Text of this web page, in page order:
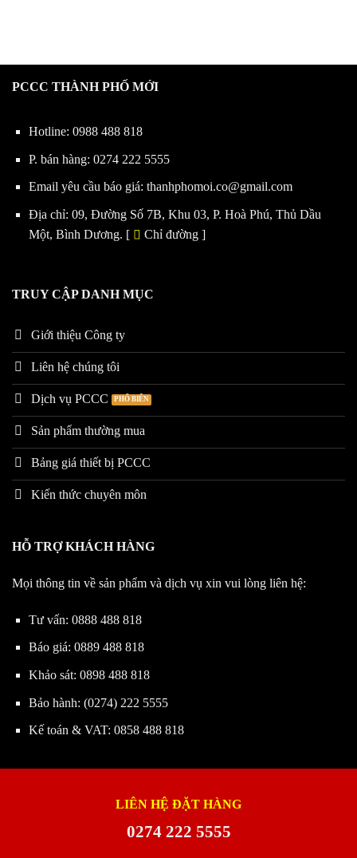
PCCC THÀNH PHỐ MỚI
Hotline: 0988 488 818
P. bán hàng: 0274 222 5555
Email yêu cầu báo giá: thanhphomoi.co@gmail.com
Địa chỉ: 09, Đường Số 7B, Khu 03, P. Hoà Phú, Thủ Dầu
Một, Bình Dương. [
Chỉ đường]
TRUY CẬP DANH MỤC
Giới thiệu Công ty
Liên hệ chúng tôi
Dịch vụ PCCC
Sản phẩm thường mua
Bảng giá thiết bị PCCC
Kiến thức chuyên môn
HỖ TRỢ KHÁCH HÀNG
Mọi thông tin về sản phẩm và dịch vụ xin vui lòng liên hệ:
Tư vấn: 0888 488 818
Báo giá: 0889 488 818
Khảo sát: 0898 488 818
Bảo hành: (0274) 222 5555
Kế toán & VAT: 0858 488 818
LIÊN HỆ ĐẶT HÀNG
0274 222 5555